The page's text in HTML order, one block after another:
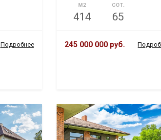
Подробнее
М2
414
СОТ.
65
245 000 000 руб.